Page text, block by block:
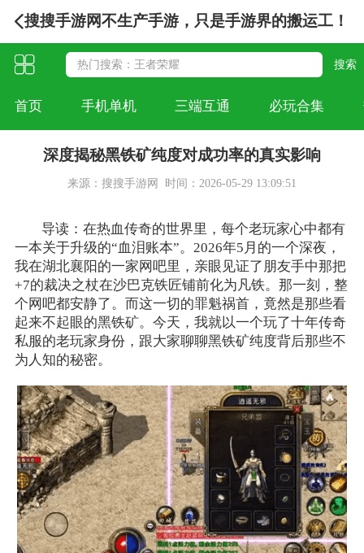
搜搜手游网不生产手游，只是手游界的搬运工！
首页 手机单机 三端互通 必玩合集
深度揭秘黑铁矿纯度对成功率的真实影响
来源：搜搜手游网 时间：2026-05-29 13:09:51
导读：在热血传奇的世界里，每个老玩家心中都有
一本关于升级的“血泪账本”。2026年5月的一个深夜，
我在湖北襄阳的一家网吧里，亲眼见证了朋友手中那把
+7的裁决之杖在沙巴克铁匠铺前化为凡铁。那一刻，整
个网吧都安静了。而这一切的罪魁祸首，竟然是那些看
起来不起眼的黑铁矿。今天，我就以一个玩了十年传奇
私服的老玩家身份，跟大家聊聊黑铁矿纯度背后那些不
为人知的秘密。